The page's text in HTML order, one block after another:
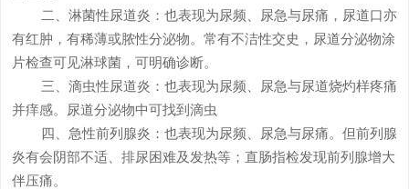
二、淋菌性尿道炎：也表现为尿频、尿急与尿痛，尿道口亦
有红肿，有稀薄或脓性分泌物。常有不洁性交史，尿道分泌物涂
片检查可见淋球菌，可明确诊断。
三、滴虫性尿道炎：也表现为尿频、尿急与尿道烧灼样疼痛
并痒感。尿道分泌物中可找到滴虫
四、急性前列腺炎：也表现为尿频、尿急与尿痛。但前列腺
炎有会阴部不适、排尿困难及发热等；直肠指检发现前列腺增大
伴压痛。